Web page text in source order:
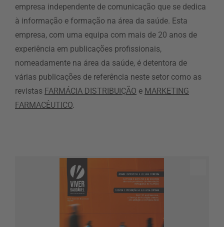
empresa independente de comunicação que se dedica
à informação e formação na área da saúde. Esta
empresa, com uma equipa com mais de 20 anos de
experiência em publicações profissionais,
nomeadamente na área da saúde, é detentora de
várias publicações de referência neste setor como as
revistas FARMÁCIA DISTRIBUIÇÃO e MARKETING
FARMACÊUTICO.